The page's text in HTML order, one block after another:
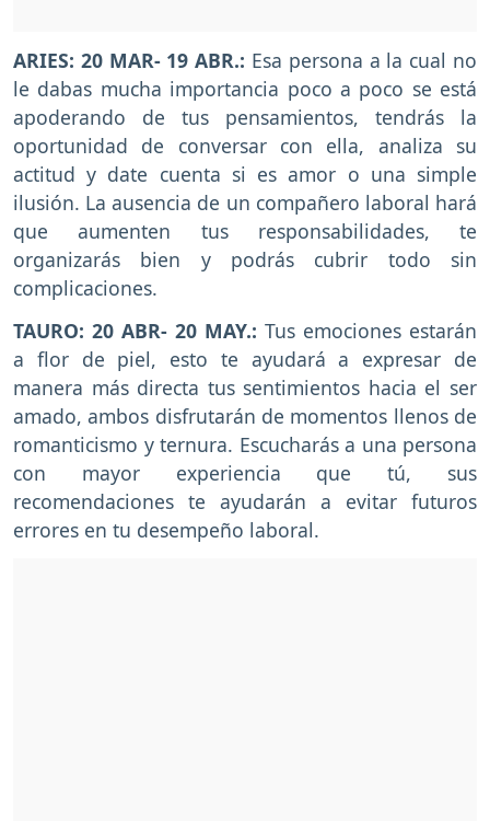
ARIES: 20 MAR- 19 ABR.: Esa persona a la cual no
le dabas mucha importancia poco a poco se está
apoderando de tus pensamientos, tendrás la
oportunidad de conversar con ella, analiza su
actitud y date cuenta si es amor o una simple
ilusión. La ausencia de un compañero laboral hará
que aumenten tus responsabilidades, te
organizarás bien y podrás cubrir todo sin
complicaciones.
TAURO: 20 ABR- 20 MAY.: Tus emociones estarán
a flor de piel, esto te ayudará a expresar de
manera más directa tus sentimientos hacia el ser
amado, ambos disfrutarán de momentos llenos de
romanticismo y ternura. Escucharás a una persona
con mayor experiencia que tú, sus
recomendaciones te ayudarán a evitar futuros
errores en tu desempeño laboral.